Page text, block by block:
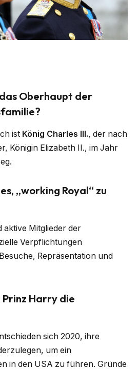
Oberhaupt der
ist König Charles III., der nach
Königin Elizabeth II., im Jahr
„working Royal“ zu
aktive Mitglieder der
Verpflichtungen
Repräsentation und
Harry die
sich 2020, ihre
um ein
in den USA zu führen. Gründe